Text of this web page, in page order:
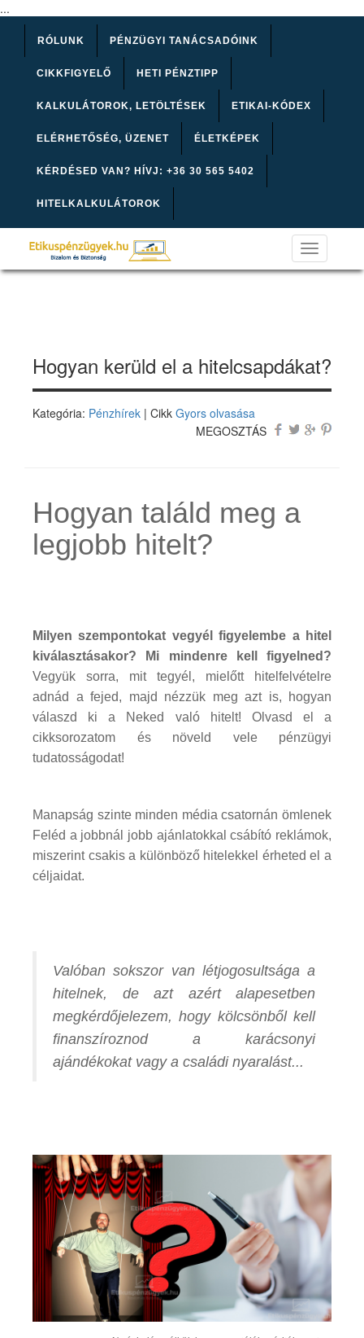
...
RÓLUNK PÉNZÜGYI TANÁCSADÓINK
CIKKFIGYELŐ HETI PÉNZTIPP
KALKULÁTOROK, LETÖLTÉSEK ETIKAI-KÓDEX
ELÉRHETŐSÉG, ÜZENET ÉLETKÉPEK
KÉRDÉSED VAN? HÍVJ: +36 30 565 5402
HITELKALKULÁTOROK
Toggle
navigation
Hogyan kerüld el a hitelcsapdákat?
Kategória: Pénzhírek | Cikk Gyors olvasása
MEGOSZTÁS
Hogyan találd meg a
legjobb hitelt?
Milyen szempontokat vegyél figyelembe a hitel
kiválasztásakor? Mi mindenre kell figyelned?
Vegyük sorra, mit tegyél, mielőtt hitelfelvételre
adnád a fejed, majd nézzük meg azt is, hogyan
válaszd ki a Neked való hitelt! Olvasd el a
cikksorozatom és növeld vele pénzügyi
tudatosságodat!
Manapság szinte minden média csatornán ömlenek
Feléd a jobbnál jobb ajánlatokkal csábító reklámok,
miszerint csakis a különböző hitelekkel érheted el a
céljaidat.
Valóban sokszor van létjogosultsága a
hitelnek, de azt azért alapesetben
megkérdőjelezem, hogy kölcsönből kell
finanszíroznod a karácsonyi
ajándékokat vagy a családi nyaralást...